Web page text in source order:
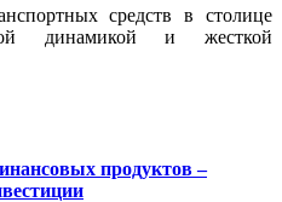
средств в столице
динамикой и жесткой
продуктов –